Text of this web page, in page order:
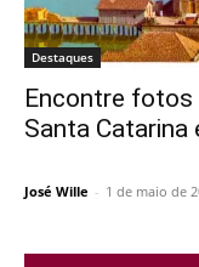
Destaques
Encontre fotos
Santa Catarina
José Wille - 1 de maio de